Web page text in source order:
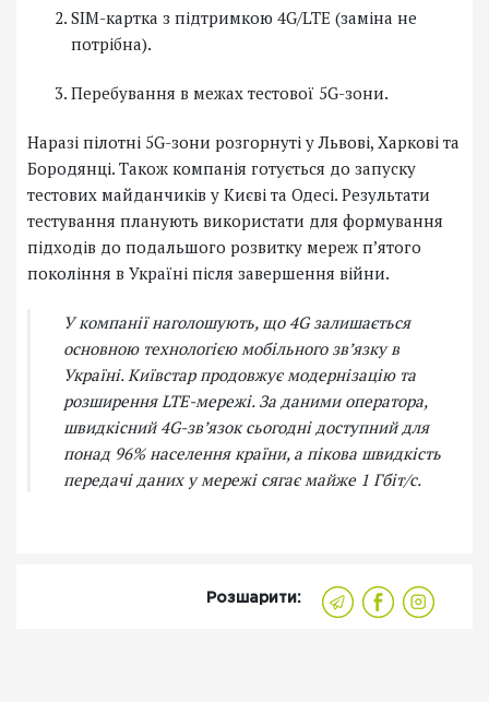
SIM-картка з підтримкою 4G/LTE (заміна не
потрібна).
Перебування в межах тестової 5G-зони.
Наразі пілотні 5G-зони розгорнуті у Львові, Харкові та
Бородянці. Також компанія готується до запуску
тестових майданчиків у Києві та Одесі. Результати
тестування планують використати для формування
підходів до подальшого розвитку мереж п’ятого
покоління в Україні після завершення війни.
У компанії наголошують, що 4G залишається
основною технологією мобільного зв’язку в
Україні. Київстар продовжує модернізацію та
розширення LTE-мережі. За даними оператора,
швидкісний 4G-зв’язок сьогодні доступний для
понад 96% населення країни, а пікова швидкість
передачі даних у мережі сягає майже 1 Гбіт/с.
Розшарити: